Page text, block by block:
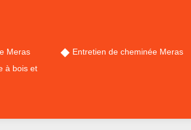
Meras
à bois et
Entretien de cheminée Meras